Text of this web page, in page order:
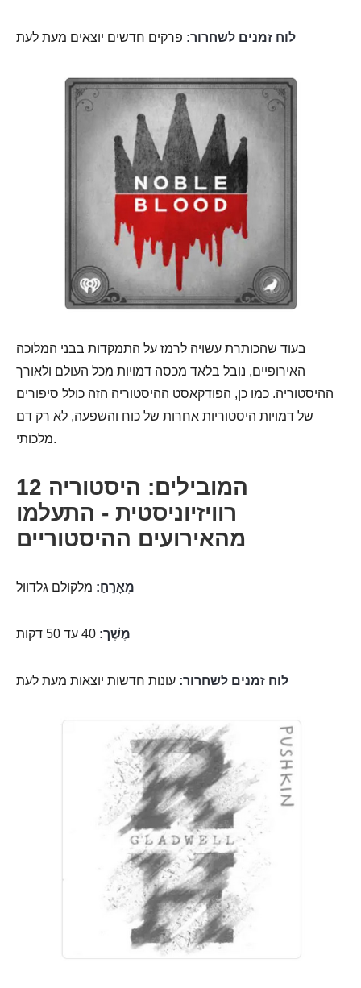
לוח זמנים לשחרור: פרקים חדשים יוצאים מעת לעת
בעוד שהכותרת עשויה לרמז על התמקדות בבני המלוכה
האירופיים, נובל בלאד מכסה דמויות מכל העולם ולאורך
ההיסטוריה. כמו כן, הפודקאסט ההיסטוריה הזה כולל סיפורים
של דמויות היסטוריות אחרות של כוח והשפעה, לא רק דם
מלכותי.
12 המובילים: היסטוריה
רוויזיוניסטית - התעלמו
מהאירועים ההיסטוריים
מְאָרֵחַ: מלקולם גלדוול
מֶשֶׁך:
לוח זמנים לשחרור: עונות חדשות יוצאות מעת לעת